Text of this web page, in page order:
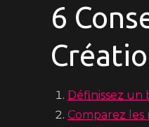
6
Définissez un
Comparez